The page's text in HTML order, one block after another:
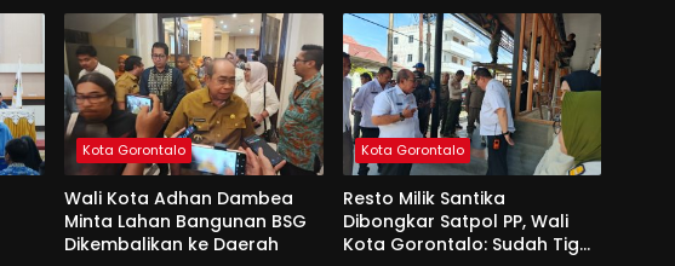
Kota Gorontalo
Wali Kota Adhan Dambea
Minta Lahan Bangunan BSG
Dikembalikan ke Daerah
Kota Gorontalo
Resto Milik Santika
Dibongkar Satpol PP, Wali
Kota Gorontalo: Sudah Tiga